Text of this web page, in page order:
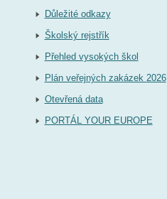
Důležité odkazy
Školský rejstřík
Přehled vysokých škol
Plán veřejných zakázek 2026
Otevřená data
PORTÁL YOUR EUROPE